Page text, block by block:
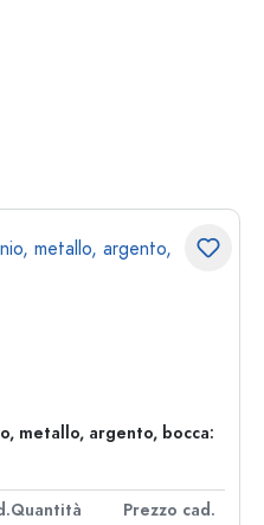
metallo, argento, bocca:
Quantità
Prezzo cad.